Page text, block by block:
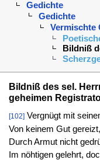
Gedichte
Gedichte
Vermischte
Bildniß
Bildniß des sel.
geheimen
[102]Vergnügt mit
Von keinem Gut
Durch Armut nicht
Im nöhtigen gelehrt,